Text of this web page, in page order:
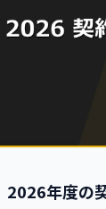
2026年度の